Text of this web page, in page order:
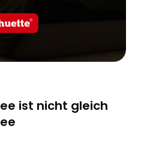
ist nicht gleich